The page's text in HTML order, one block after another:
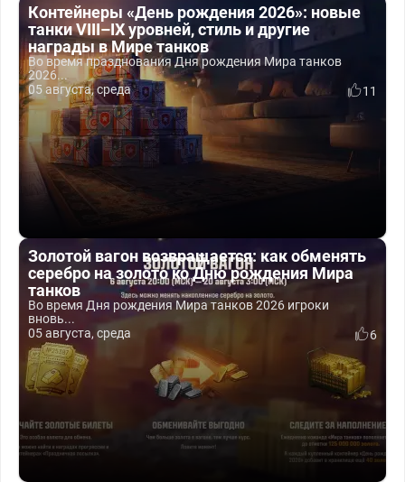
Контейнеры «День рождения 2026»: новые
танки VIII–IX уровней, стиль и другие
награды в Мире танков
Во время празднования Дня рождения Мира танков
2026...
05 августа, среда
11
Золотой вагон возвращается: как обменять
серебро на золото ко Дню рождения Мира
танков
Во время Дня рождения Мира танков 2026 игроки
вновь...
05 августа, среда
6